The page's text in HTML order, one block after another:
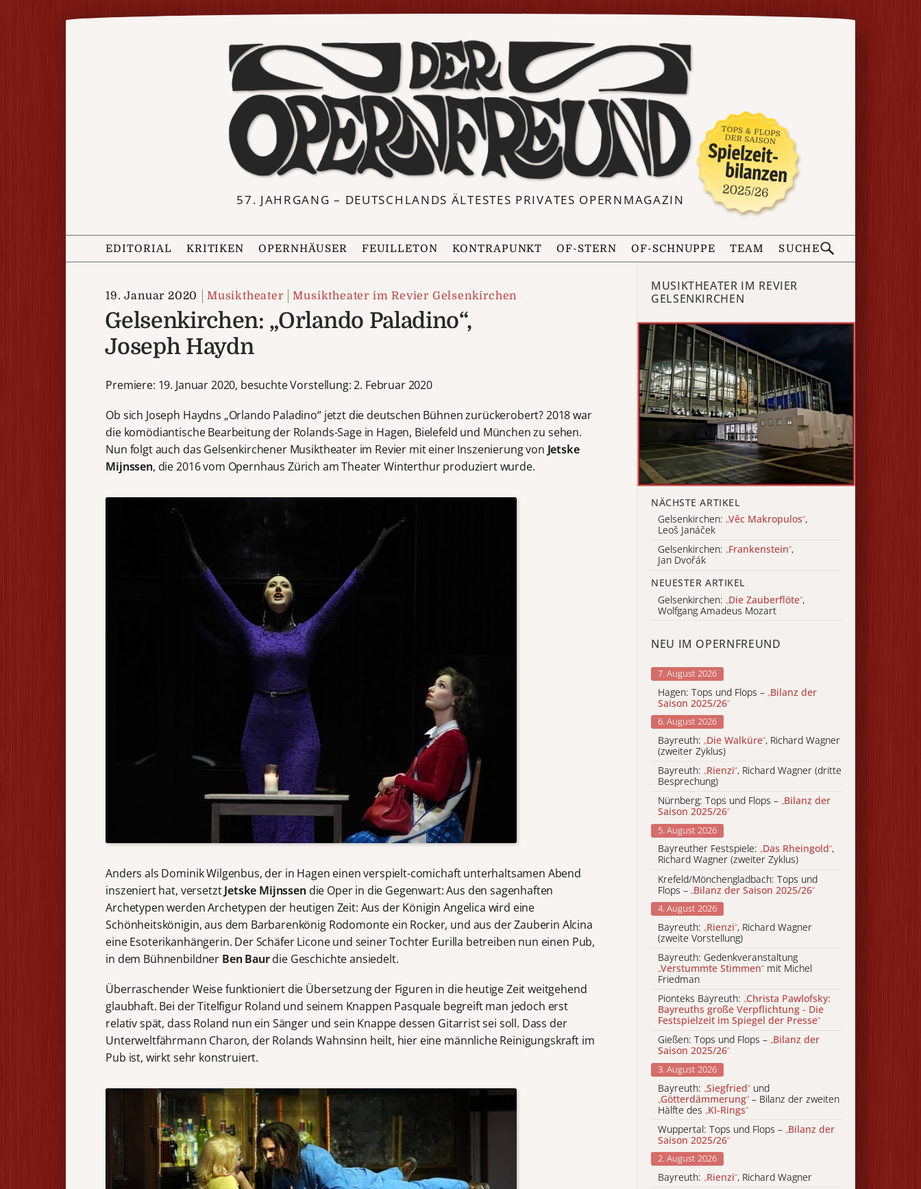
57. JAHRGANG – DEUTSCHLANDS ÄLTESTES PRIVATES OPERNMAGAZIN
EDITORIAL KRITIKEN OPERNHÄUSER FEUILLETON KONTRAPUNKT OF-STERN OF-SCHNUPPE TEAM SUCHE
19. Januar 2020 Musiktheater Musiktheater im Revier Gelsenkirchen
Gelsenkirchen: „Orlando Paladino“,
Joseph Haydn
Premiere: 19. Januar 2020, besuchte Vorstellung: 2. Februar 2020
Ob sich Joseph Haydns „Orlando Paladino“ jetzt die deutschen Bühnen zurückerobert? 2018 war
die komödiantische Bearbeitung der Rolands-Sage in Hagen, Bielefeld und München zu sehen.
Nun folgt auch das Gelsenkirchener Musiktheater im Revier mit einer Inszenierung von Jetske
Mijnssen, die 2016 vom Opernhaus Zürich am Theater Winterthur produziert wurde.
Anders als Dominik Wilgenbus, der in Hagen einen verspielt-comichaft unterhaltsamen Abend
inszeniert hat, versetztJetske Mijnssendie Oper in die Gegenwart: Aus den sagenhaften
Archetypen werden Archetypen der heutigen Zeit: Aus der Königin Angelica wird eine
Schönheitskönigin, aus dem Barbarenkönig Rodomonte ein Rocker, und aus der Zauberin Alcina
eine Esoterikanhängerin. Der Schäfer Licone und seiner Tochter Eurilla betreiben nun einen Pub,
in dem Bühnenbildner Ben Baurdie Geschichte ansiedelt.
Überraschender Weise funktioniert die Übersetzung der Figuren in die heutige Zeit weitgehend
glaubhaft. Bei der Titelfigur Roland und seinem Knappen Pasquale begreift man jedoch erst
relativ spät, dass Roland nun ein Sänger und sein Knappe dessen Gitarrist sei soll. Dass der
Unterweltfährmann Charon, der Rolands Wahnsinn heilt, hier eine männliche Reinigungskraft im
Pub ist, wirkt sehr konstruiert.
MUSIKTHEATER IM REVIER
GELSENKIRCHEN
NÄCHSTE ARTIKEL
Gelsenkirchen: „Věc Makropulos“,
Leoš Janáček
Gelsenkirchen: „Frankenstein“,
Jan Dvořák
NEUESTER ARTIKEL
Gelsenkirchen: „Die Zauberflöte“,
Wolfgang Amadeus Mozart
NEU IM OPERNFREUND
7. August 2026
Hagen: Tops und Flops – „Bilanz der
Saison 2025/26“
6. August 2026
Bayreuth: „Die Walküre“, Richard Wagner
(zweiter Zyklus)
Bayreuth: „Rienzi“, Richard Wagner (dritte
Besprechung)
Nürnberg: Tops und Flops – „Bilanz der
Saison 2025/26“
5. August 2026
Bayreuther Festspiele: „Das Rheingold“,
Richard Wagner (zweiter Zyklus)
Krefeld/Mönchengladbach: Tops und
Flops – „Bilanz der Saison 2025/26“
4. August 2026
Bayreuth: „Rienzi“, Richard Wagner
(zweite Vorstellung)
Bayreuth: Gedenkveranstaltung
„Verstummte Stimmen“ mit Michel
Friedman
Pionteks Bayreuth: „Christa Pawlofsky:
Bayreuths große Verpflichtung - Die
Festspielzeit im Spiegel der Presse“
Gießen: Tops und Flops – „Bilanz der
Saison 2025/26“
3. August 2026
Bayreuth: „Siegfried“ und
„Götterdämmerung“ – Bilanz der zweiten
Hälfte des „KI-Rings“
Wuppertal: Tops und Flops – „Bilanz der
Saison 2025/26“
2. August 2026
Bayreuth: „Rienzi“, Richard Wagner